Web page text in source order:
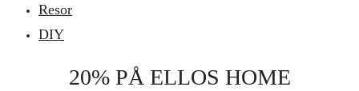
Resor
DIY
20% PÅ ELLOS HOME